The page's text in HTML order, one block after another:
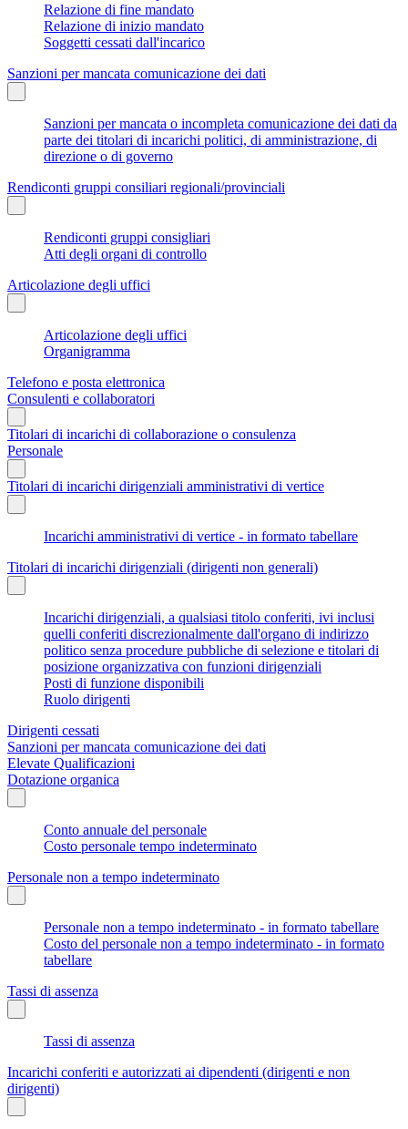
Relazione di fine mandato
Relazione di inizio mandato
Soggetti cessati dall'incarico
Sanzioni per mancata comunicazione dei dati
Sanzioni per mancata o incompleta comunicazione dei dati da
parte dei titolari di incarichi politici, di amministrazione, di
direzione o di governo
Rendiconti gruppi consiliari regionali/provinciali
Rendiconti gruppi consigliari
Atti degli organi di controllo
Articolazione degli uffici
Articolazione degli uffici
Organigramma
Telefono e posta elettronica
Consulenti e collaboratori
Titolari di incarichi di collaborazione o consulenza
Personale
Titolari di incarichi dirigenziali amministrativi di vertice
Incarichi amministrativi di vertice - in formato tabellare
Titolari di incarichi dirigenziali (dirigenti non generali)
Incarichi dirigenziali, a qualsiasi titolo conferiti, ivi inclusi
quelli conferiti discrezionalmente dall'organo di indirizzo
politico senza procedure pubbliche di selezione e titolari di
posizione organizzativa con funzioni dirigenziali
Posti di funzione disponibili
Ruolo dirigenti
Dirigenti cessati
Sanzioni per mancata comunicazione dei dati
Elevate Qualificazioni
Dotazione organica
Conto annuale del personale
Costo personale tempo indeterminato
Personale non a tempo indeterminato
Personale non a tempo indeterminato - in formato tabellare
Costo del personale non a tempo indeterminato - in formato
tabellare
Tassi di assenza
Tassi di assenza
Incarichi conferiti e autorizzati ai dipendenti (dirigenti e non
dirigenti)